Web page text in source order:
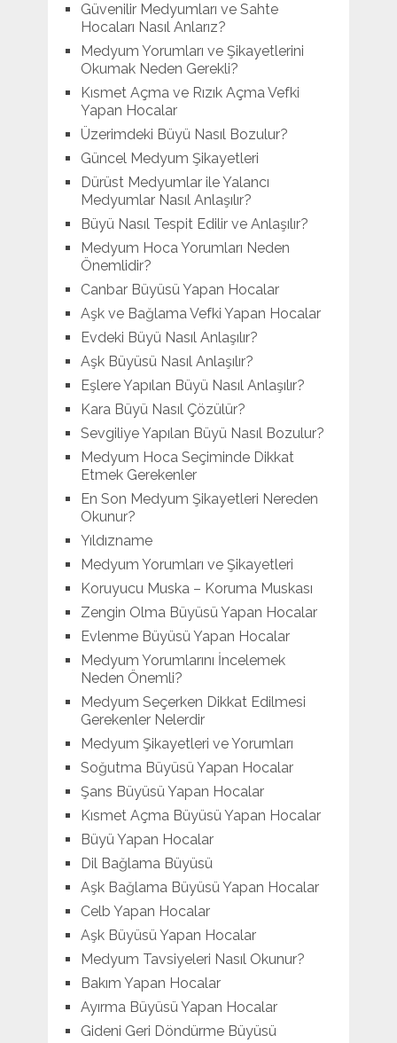
Güvenilir Medyumları ve Sahte
Hocaları Nasıl Anlarız?
Medyum Yorumları ve Şikayetlerini
Okumak Neden Gerekli?
Kısmet Açma ve Rızık Açma Vefki
Yapan Hocalar
Üzerimdeki Büyü Nasıl Bozulur?
Güncel Medyum Şikayetleri
Dürüst Medyumlar ile Yalancı
Medyumlar Nasıl Anlaşılır?
Büyü Nasıl Tespit Edilir ve Anlaşılır?
Medyum Hoca Yorumları Neden
Önemlidir?
Canbar Büyüsü Yapan Hocalar
Aşk ve Bağlama Vefki Yapan Hocalar
Evdeki Büyü Nasıl Anlaşılır?
Aşk Büyüsü Nasıl Anlaşılır?
Eşlere Yapılan Büyü Nasıl Anlaşılır?
Kara Büyü Nasıl Çözülür?
Sevgiliye Yapılan Büyü Nasıl Bozulur?
Medyum Hoca Seçiminde Dikkat
Etmek Gerekenler
En Son Medyum Şikayetleri Nereden
Okunur?
Yıldızname
Medyum Yorumları ve Şikayetleri
Koruyucu Muska – Koruma Muskası
Zengin Olma Büyüsü Yapan Hocalar
Evlenme Büyüsü Yapan Hocalar
Medyum Yorumlarını İncelemek
Neden Önemli?
Medyum Seçerken Dikkat Edilmesi
Gerekenler Nelerdir
Medyum Şikayetleri ve Yorumları
Soğutma Büyüsü Yapan Hocalar
Şans Büyüsü Yapan Hocalar
Kısmet Açma Büyüsü Yapan Hocalar
Büyü Yapan Hocalar
Dil Bağlama Büyüsü
Aşk Bağlama Büyüsü Yapan Hocalar
Celb Yapan Hocalar
Aşk Büyüsü Yapan Hocalar
Medyum Tavsiyeleri Nasıl Okunur?
Bakım Yapan Hocalar
Ayırma Büyüsü Yapan Hocalar
Gideni Geri Döndürme Büyüsü